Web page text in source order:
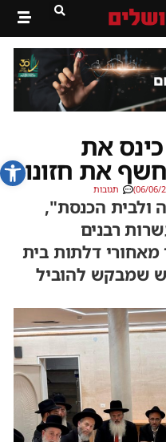
פתח
את
את חזונו
תגובות
ולבית הכנסת",
רבנים
דלתות בית
שמבקש להוביל